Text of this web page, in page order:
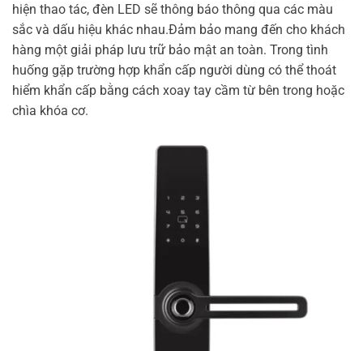
hiện thao tác, đèn LED sẽ thông báo thông qua các màu
sắc và dấu hiệu khác nhau.Đảm bảo mang đến cho khách
hàng một giải pháp lưu trữ bảo mật an toàn. Trong tình
huống gặp trường hợp khẩn cấp người dùng có thể thoát
hiểm khẩn cấp bằng cách xoay tay cầm từ bên trong hoặc
chìa khóa cơ.